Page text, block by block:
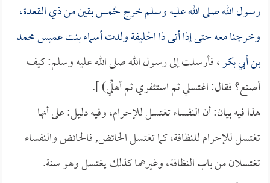
رسول الله صلى الله عليه وسلم خرج لخمس بقين من ذي القعدة،
وخرجنا معه حتى إذا أتى ذا الحليفة ولدتأسماء بنت عميسمحمد
بن أبي بكر، فأرسلت إلى رسول الله صلى الله عليه وسلم: كيف
أصنع؟ فقال: اغتسلي ثم استثفري ثم أهلِّي) ].
هذا فيه بيان: أن النفساء تغتسل للإحرام، وفيه دليل: على أنها
تغتسل للإحرام للنظافة، كما تغتسل الحائض, فالحائض والنفساء
تغتسلان من باب النظافة، وغيرهما كذلك يغتسل وهو سنة.